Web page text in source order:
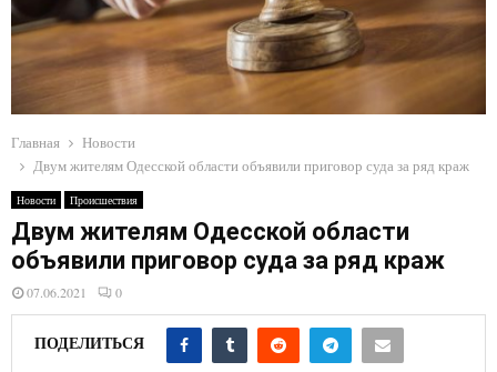
R
M
E
N
U
Главная
Новости
Двум жителям Одесской области объявили приговор суда за ряд краж
Новости Происшествия
Двум жителям Одесской области
объявили приговор суда за ряд краж
07.06.2021 0
ПОДЕЛИТЬСЯ